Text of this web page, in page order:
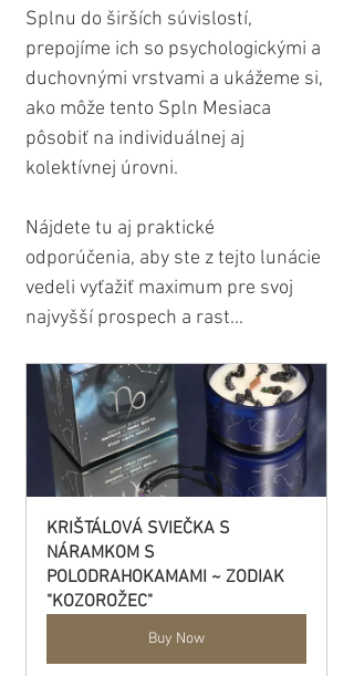
Splnu do širších súvislostí,
prepojíme ich so psychologickými a
duchovnými vrstvami a ukážeme si,
ako môže tento Spln Mesiaca
pôsobiť na individuálnej aj
kolektívnej úrovni.
Nájdete tu aj praktické
odporúčenia, aby ste z tejto lunácie
vedeli vyťažiť maximum pre svoj
najvyšší prospech a rast...
KRIŠTÁLOVÁ SVIEČKA S
NÁRAMKOM S
POLODRAHOKAMAMI ~ ZODIAK
"KOZOROŽEC"
Buy Now